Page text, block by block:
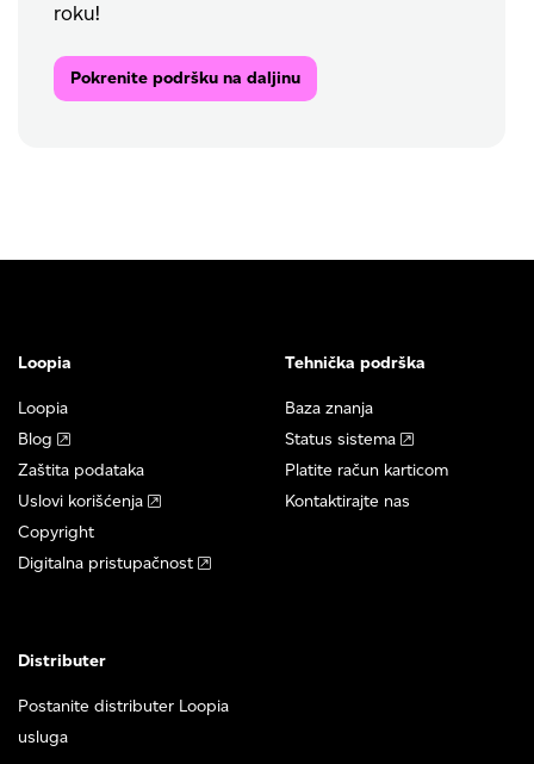
roku!
Pokrenite podršku na daljinu
Loopia
Loopia
Blog
Zaštita podataka
Uslovi korišćenja
Copyright
Digitalna pristupačnost
Tehnička podrška
Baza znanja
Status sistema
Platite račun karticom
Kontaktirajte nas
Distributer
Postanite distributer Loopia
usluga